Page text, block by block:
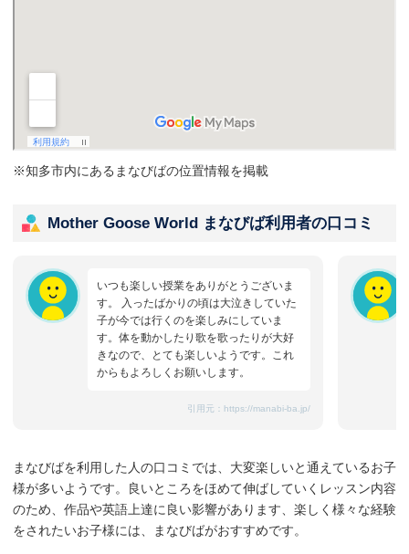
※知多市内にあるまなびばの位置情報を掲載
Mother Goose World まなびば利用者の口コミ
いつも楽しい授業をありがとうございま
す。 入ったばかりの頃は大泣きしていた
子が今では行くのを楽しみにしていま
す。体を動かしたり歌を歌ったりが大好
きなので、とても楽しいようです。これ
からもよろしくお願いします。
引用元： https://manabi-ba.jp/
まなびばを利用した人の口コミでは、大変楽しいと通えているお子
様が多いようです。良いところをほめて伸ばしていくレッスン内容
のため、作品や英語上達に良い影響があります、楽しく様々な経験
をされたいお子様には、まなびばがおすすめです。